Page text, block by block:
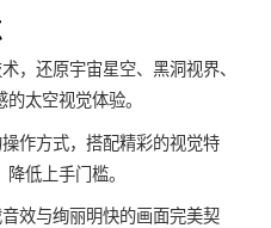
，还原宇宙星空、黑洞视界、
太空视觉体验。
作方式，搭配精彩的视觉特
低上手门槛。
效与绚丽明快的画面完美契